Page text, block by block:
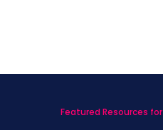
Featured Resources for